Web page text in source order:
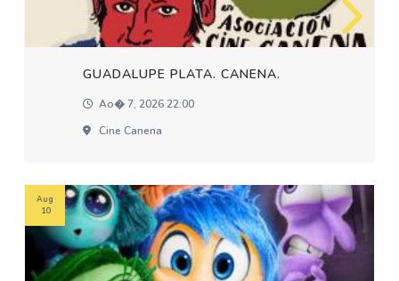
GUADALUPE PLATA. CANENA.
Ao� 7, 2026 22:00
Cine Canena
Aug
10